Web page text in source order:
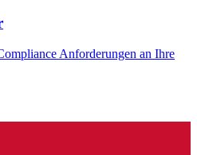
Anforderungen an Ihre